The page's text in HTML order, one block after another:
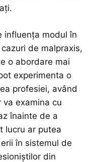
influența modul în
de malpraxis,
o abordare mai
experimenta o
profesiei, având
examina cu
înainte de a
lucru ar putea
în sistemul de
din